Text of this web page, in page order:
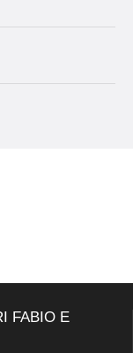
FABIO E